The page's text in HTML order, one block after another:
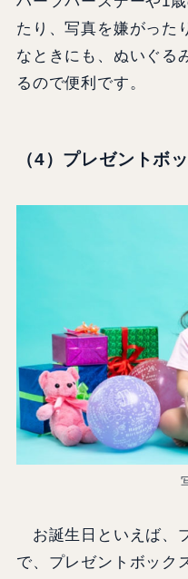
たり、写真を嫌がった
なときにも、ぬいぐる
るので便利です。
（4）プレゼントボ
お誕生日といえば、
で、プレゼントボック